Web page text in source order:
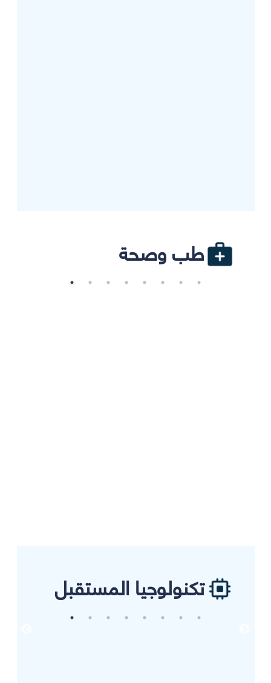
طب وصحة
تكنولوجيا المستقبل